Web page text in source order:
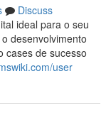
Discuss
ideal para o seu
desenvolvimento
cases de sucesso
user